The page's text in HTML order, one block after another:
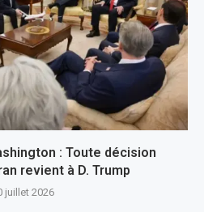
: Toute décision
revient à D. Trump
juillet 2026